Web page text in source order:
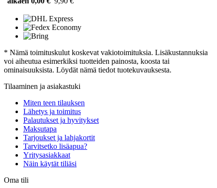
* Nämä toimituskulut koskevat vakiotoimituksia. Lisäkustannuksia
voi aiheutua esimerkiksi tuotteiden painosta, koosta tai
ominaisuuksista. Löydät nämä tiedot tuotekuvauksesta.
Tilaaminen ja asiakastuki
Miten teen tilauksen
Lähetys ja toimitus
Palautukset ja hyvitykset
Maksutapa
Tarjoukset ja lahjakortit
Tarvitsetko lisäapua?
Yritysasiakkaat
Näin käytät tiliäsi
Oma tili